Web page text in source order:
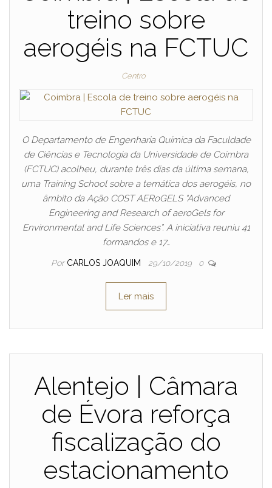
treino sobre
aerogéis na FCTUC
Centro
O Departamento de Engenharia Química da Faculdade
de Ciências e Tecnologia da Universidade de Coimbra
(FCTUC) acolheu, durante três dias da última semana,
uma Training School sobre a temática dos aerogéis, no
âmbito da Ação COST AERoGELS “Advanced
Engineering and Research of aeroGels for
Environmental and Life Sciences”. A iniciativa reuniu 41
formandos e 17…
Por CARLOS JOAQUIM 29/10/2019 0
Ler mais
Alentejo | Câmara
de Évora reforça
fiscalização do
estacionamento